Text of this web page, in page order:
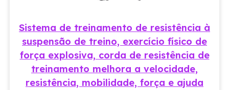
Sistema de treinamento de resistência à
suspensão de treino, exercício físico de
força explosiva, corda de resistência de
treinamento melhora a velocidade,
resistência, mobilidade, força e ajuda